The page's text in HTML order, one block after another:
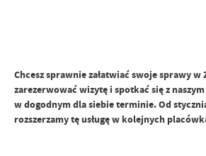
Chcesz sprawnie załatwiać swoje sprawy w
zarezerwować wizytę i spotkać się z
w dogodnym dla siebie terminie. Od
rozszerzamy tę usługę w kolejnych